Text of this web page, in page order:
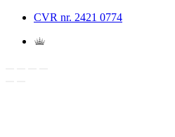
CVR nr. 2421 0774